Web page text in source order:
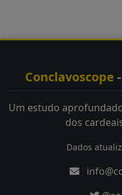
Conclavoscope
Um estudo
dos
Dados